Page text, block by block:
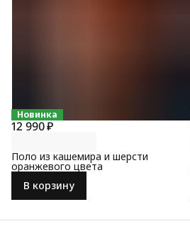
Новинка
12 990 ₽
Поло из кашемира и шерсти
оранжевого цвета
В корзину